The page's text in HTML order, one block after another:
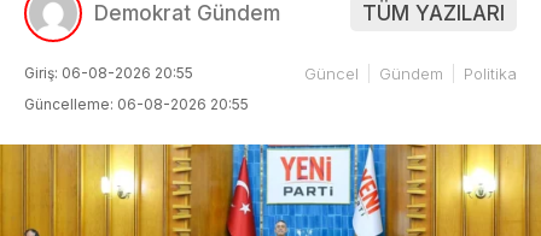
Demokrat Gündem TÜM YAZILARI
Giriş: 06-08-2026 20:55
Güncelleme: 06-08-2026 20:55
Güncel Gündem Politika